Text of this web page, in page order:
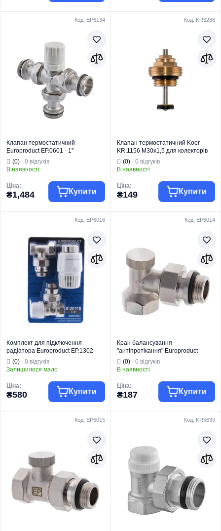
Клапани
Клапан
змішувальний
Призначення
Змішування та
регулювання
температури у
вузлі
підмішування
опалення.
Країна бренду
Клапани
Клапан
змішувальний
Призначення
У вузлі
підмішування
теплої підлоги/
опалення.
Код: EP6134
Клапан термостатичний
Europroduct EP.0601 - 1''
триходовий роздільний (EP6134)
(0) · 0 відгуків
В наявності
Ціна:
₴1,484 Купити
Тип виробу
Клапани
Вид виробу
Клапан
триходовий
роздільний
Призначення
Змішування та
розподіл потоків
у системі
опалення.
Країна бренду
Україна
Код: KR3288
Клапан термостатичний Koer
KR.1156 M30x1,5 для колекторів
(KR3288)
(0)· 0 відгуків
В наявності
Ціна:
₴149 Купити
Тип виробу
Водяна тепла
Вид виробу
Комплектуючі
для колектора
Призначення
Для теплої
підлоги та
систем
опалення
Країна бренду
Чехія
Код: EP6016
Комплект для підключення
радіатора Europroduct EP.1302 -
1/2'' (кутовий з термоголовкою)
(EP6016)
(0) · 0 відгуків
Залишилося мало
Ціна:
₴580 Купити
Вид виробу
Термокомплекти
Призначення
Для опалення
Тип
Код: EP6014
Кран балансування
"антіпротікання" Europroduct
EP.0402 -1/2x1/2 (EP6014)
(0)· 0 відгуків
В наявності
Ціна:
₴187 Купити
Тип виробу
Вид виробу
балансувальний
радіатора
Призначення
Для опалення
Кутовий
Код: EP6015 Код: KR5639